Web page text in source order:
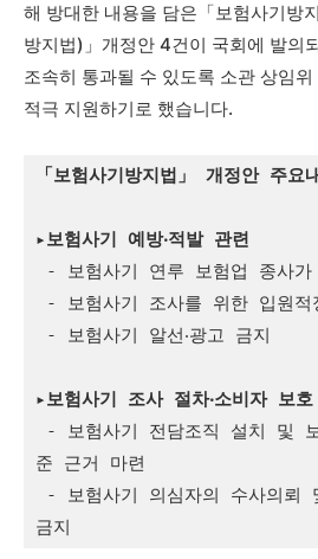
해 방대한 내용을 담은「보험사기방
방지법)」개정안 4건이 국회에 발의
조속히 통과될 수 있도록 소관 상임
적극 지원하기로 했습니다.
「보험사기방지법」 개정안 주요
▸보험사기 예방‧적발 관련
▸보험사기 조사 절차‧소비자 보
준 근거 마련
금지